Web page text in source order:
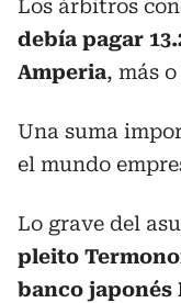
Los árbitros
debía pagar
Amperia, más o
Una suma
el mundo
Lo grave del
pleito
banco japonés